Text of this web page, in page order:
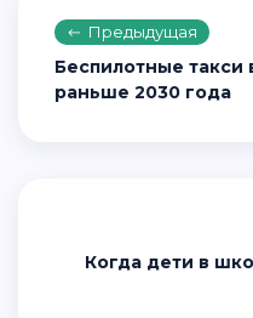
Предыдущая
Беспилотные такси
раньше 2030 года
Когда дети в